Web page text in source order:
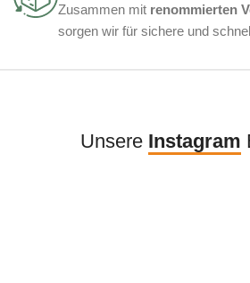
Zusammen mit renommierten
sorgen wir für sichere und
Unsere Instagram